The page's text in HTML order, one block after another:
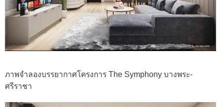
ภาพจำลองบรรยากาศโครงการ The Symphony บางพระ-
ศรีราชา